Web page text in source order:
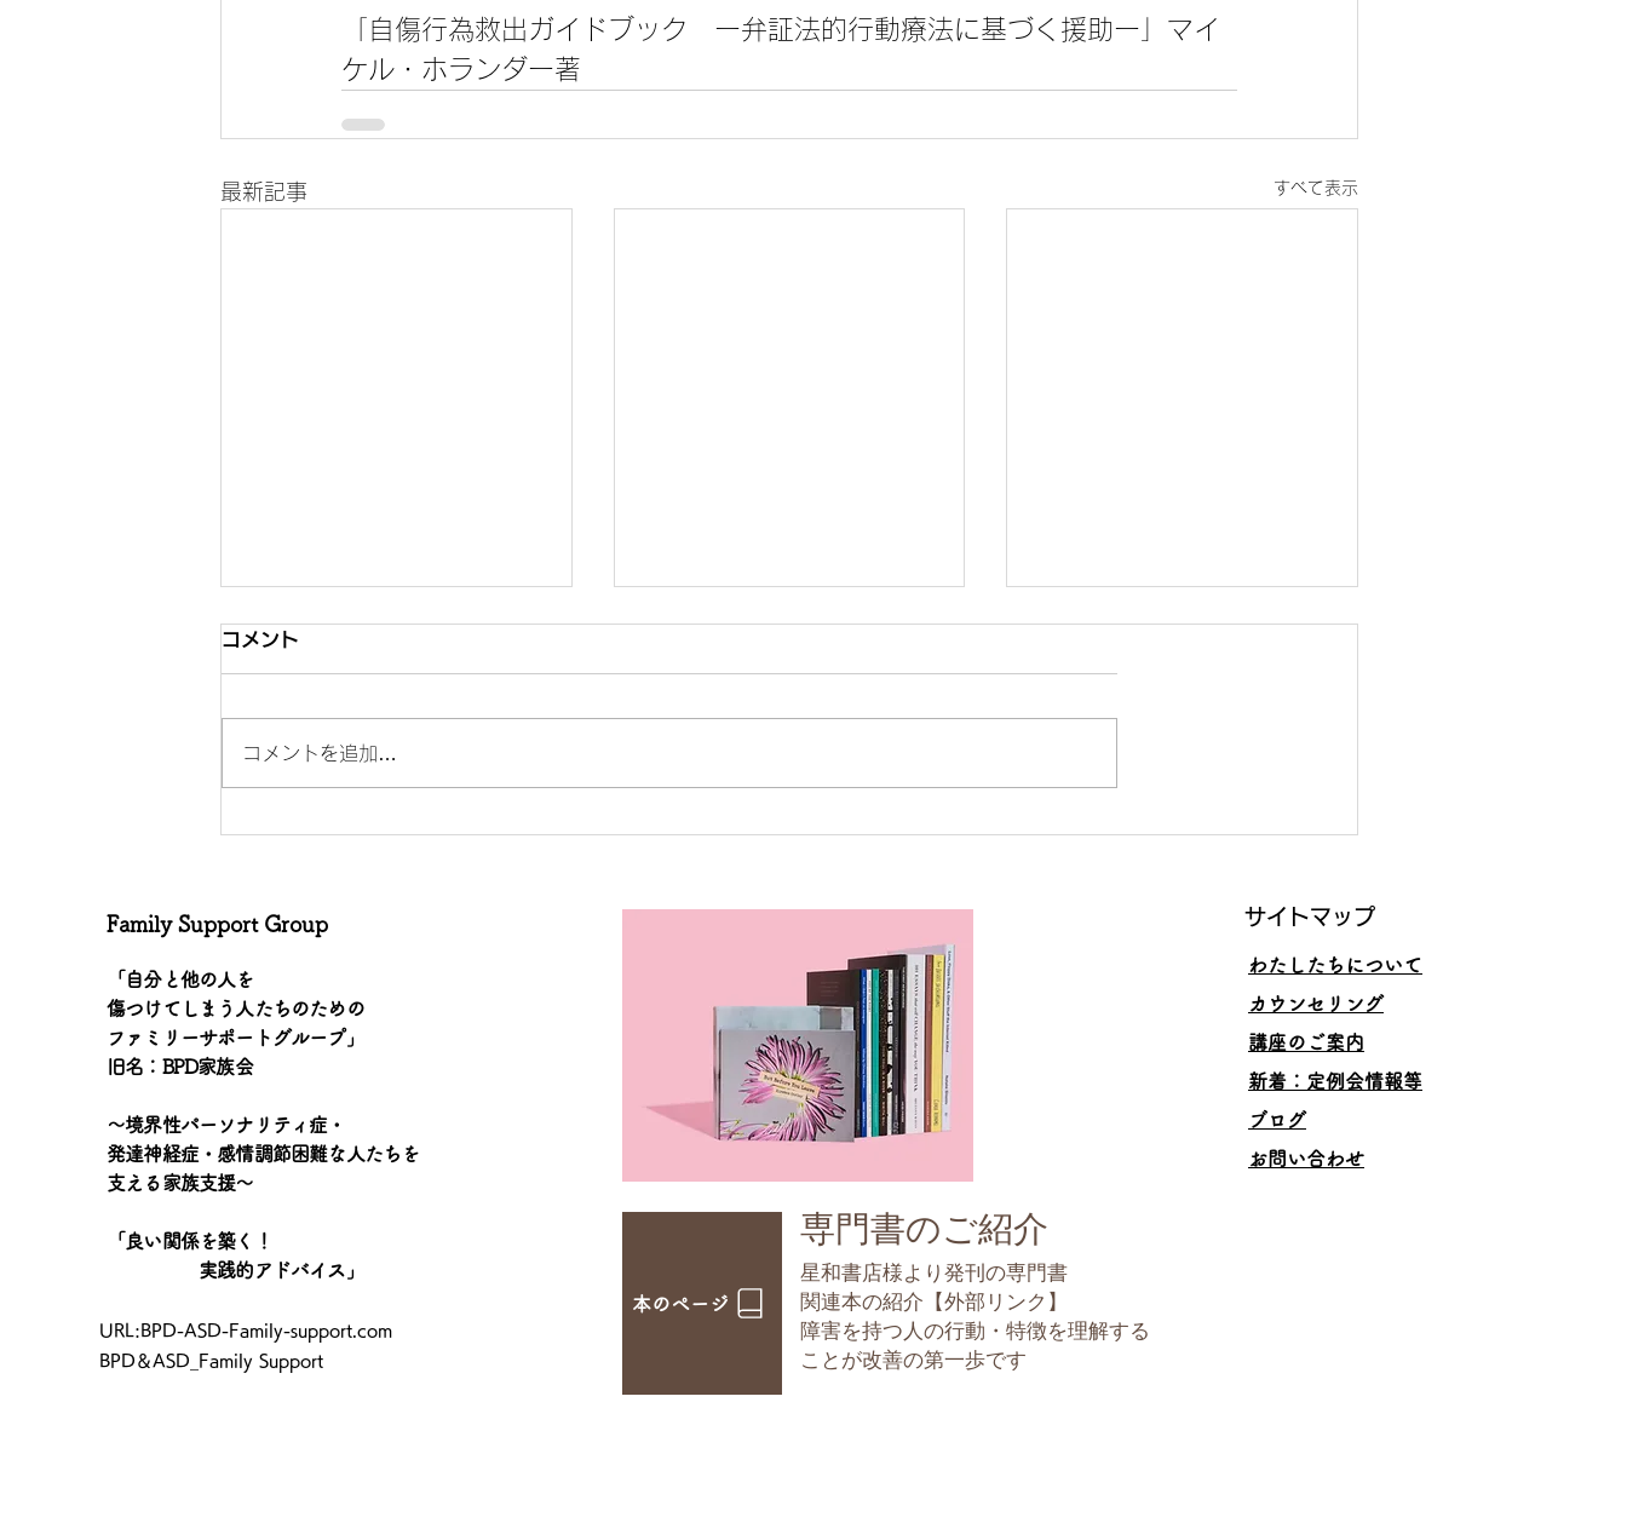
「自傷行為救出ガイドブック　ー弁証法的行動療法に基づく援助ー」マイ
ケル・ホランダー著
最新記事 すべて表示
妥当でないことを承認しない
うまくいくスキルと、その理
コメント
コメントを追加…
Family Support Group
「自分と他の人を
傷つけてしまう人たちのための
ファミリーサポートグループ」
旧名：BPD家族会
〜境界性パーソナリティ症・
発達神経症・感情調節困難な人たちを
支える家族支援〜
「良い関係を築く！
実践的アドバイス」
​URL:BPD-ASD-Family-support.com
BPD＆ASD_Family Support
本のページ
​専門書のご紹介
星和書店様より発刊の専門書
​関連本の紹介【外部リンク】
障害を持つ人の行動・特徴を理解する
ことが改善の第一歩です
サイトマップ
わたしたちについて
カウンセリング
講座のご案内
​新着：定例会情報等
ブログ
お問い合わせ